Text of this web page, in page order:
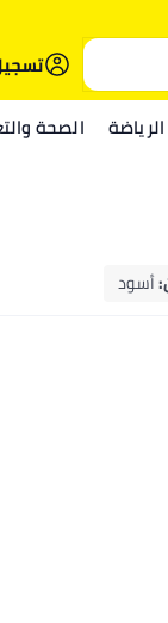
الرياضة الصحة
:أسود